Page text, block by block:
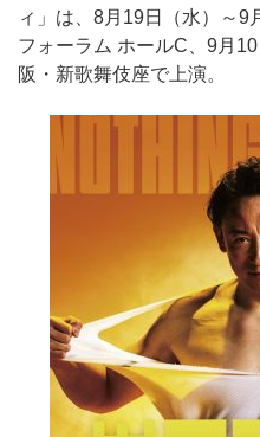
ィ」は、8月19日（水）～9
フォーラム ホールC、9月
阪・新歌舞伎座で上演。